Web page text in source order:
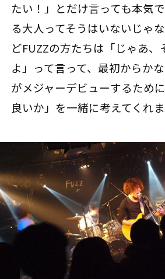
たい！」とだけ言っても本気
る大人ってそうはいないじゃ
どFUZZの方たちは「じゃあ、
よ」って言って、最初からか
がメジャーデビューするため
良いか」を一緒に考えてくれま